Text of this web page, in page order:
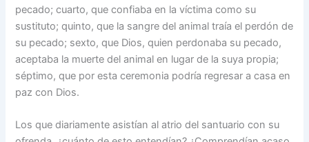
pecado; cuarto, que confiaba en la víctima como su
sustituto; quinto, que la sangre del animal traía el perdón de
su pecado; sexto, que Dios, quien perdonaba su pecado,
aceptaba la muerte del animal en lugar de la suya propia;
séptimo, que por esta ceremonia podría regresar a casa en
paz con Dios.
Los que diariamente asistían al atrio del santuario con su